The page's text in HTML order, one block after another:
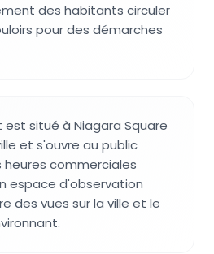
des habitants circuler
pour des démarches
situé à Niagara Square
et s'ouvre au public
commerciales
espace d'observation
des vues sur la ville et le